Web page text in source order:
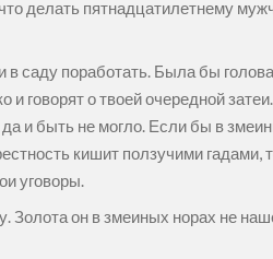
делать пятнадцатилетнему
саду поработать. Была бы
и говорят о твоей очередной
да и быть не могло. Если бы в
кишит ползучими гадами,
уговоры.
Золота он в змеиных норах не